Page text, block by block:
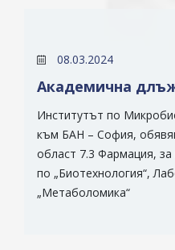
08.03.2024
Академична
Институтът по
към БАН – София,
област 7.3 Фармация,
по „Биотехнология“,
„Метаболомика“